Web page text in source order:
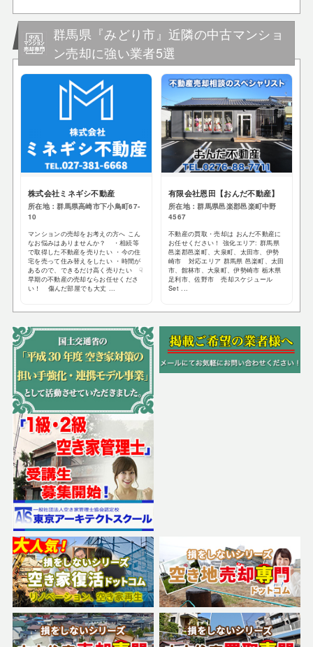
群馬県『みどり市』近隣の中古マンショ
ン売却に強い業者5選
株式会社ミネギシ不動産
所在地：群馬県高崎市下小鳥町67-
10
マンションの売却をお考えの方へ こん
なお悩みはありませんか？ ・相続等
で取得した不動産を売りたい ・今の住
宅を売って住み替えをしたい ・時間が
あるので、できるだけ高く売りたい ☟
早期の不動産の売却ならお任せくださ
い！ 傷んだ部屋でも大丈 ...
有限会社恩田【おんだ不動産】
所在地：群馬県邑楽郡邑楽町中野
4567
不動産の買取・売却は おんだ不動産に
お任せください！ 強化エリア: 群馬県
邑楽郡邑楽町、大泉町、太田市、伊勢
崎市 対応エリア 群馬県 邑楽町、太田
市、館林市、大泉町、伊勢崎市 栃木県
足利市、佐野市 売却スケジュール
Set ...